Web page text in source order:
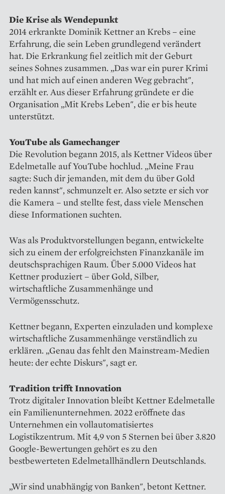
Die Krise als Wendepunkt
2014 erkrankte Dominik Kettner an Krebs – eine
Erfahrung, die sein Leben grundlegend verändert
hat. Die Erkrankung fiel zeitlich mit der Geburt
seines Sohnes zusammen. „Das war ein purer Krimi
und hat mich auf einen anderen Weg gebracht",
erzählt er. Aus dieser Erfahrung gründete er die
Organisation „Mit Krebs Leben", die er bis heute
unterstützt.
YouTube als Gamechanger
Die Revolution begann 2015, als Kettner Videos über
Edelmetalle auf YouTube hochlud. „Meine Frau
sagte: Such dir jemanden, mit dem du über Gold
reden kannst", schmunzelt er. Also setzte er sich vor
die Kamera – und stellte fest, dass viele Menschen
diese Informationen suchten.
Was als Produktvorstellungen begann, entwickelte
sich zu einem der erfolgreichsten Finanzkanäle im
deutschsprachigen Raum. Über 5.000 Videos hat
Kettner produziert – über Gold, Silber,
wirtschaftliche Zusammenhänge und
Vermögensschutz.
Kettner begann, Experten einzuladen und komplexe
wirtschaftliche Zusammenhänge verständlich zu
erklären. „Genau das fehlt den Mainstream-Medien
heute: der echte Diskurs", sagt er.
Tradition trifft Innovation
Trotz digitaler Innovation bleibt Kettner Edelmetalle
ein Familienunternehmen. 2022 eröffnete das
Unternehmen ein vollautomatisiertes
Logistikzentrum. Mit 4,9 von 5 Sternen bei über 3.820
Google-Bewertungen gehört es zu den
bestbewerteten Edelmetallhändlern Deutschlands.
„Wir sind unabhängig von Banken", betont Kettner.